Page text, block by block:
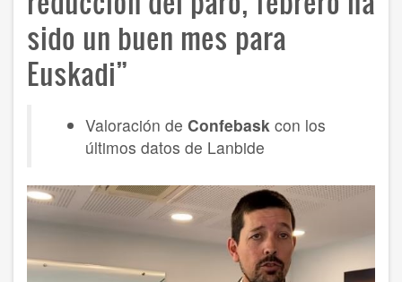
sido un buen mes para
Euskadi”
Valoración de Confebask con los
últimos datos de Lanbide